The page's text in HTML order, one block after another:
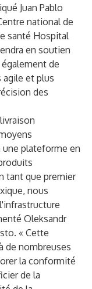
Juan Pablo
national de
santé Hospital
en soutien
de
et plus
des
plateforme en
tant que premier
nous
Oleksandr
« Cette
de nombreuses
la conformité
de la